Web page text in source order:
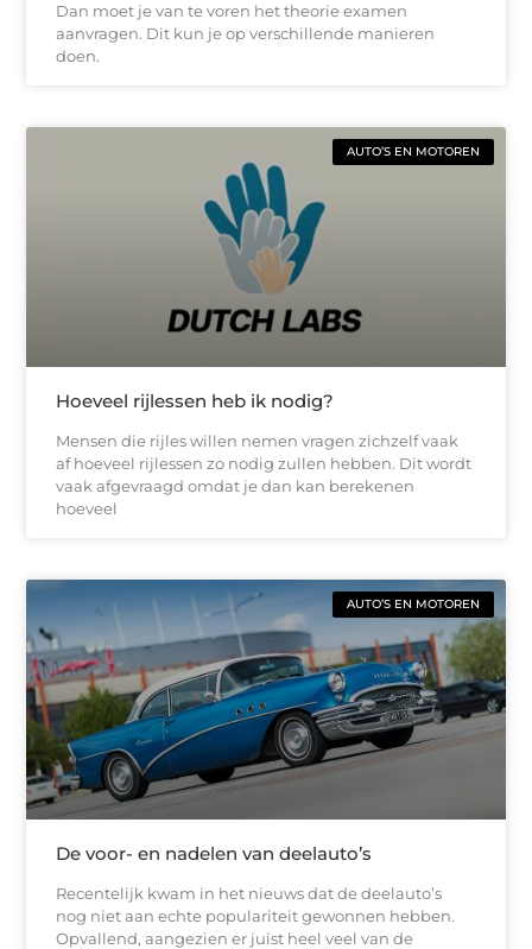
Dan moet je van te voren het theorie examen
aanvragen. Dit kun je op verschillende manieren
doen.
AUTO’S EN MOTOREN
Hoeveel rijlessen heb ik nodig?
Mensen die rijles willen nemen vragen zichzelf vaak
af hoeveel rijlessen zo nodig zullen hebben. Dit wordt
vaak afgevraagd omdat je dan kan berekenen
hoeveel
AUTO’S EN MOTOREN
De voor- en nadelen van deelauto’s
Recentelijk kwam in het nieuws dat de deelauto’s
nog niet aan echte populariteit gewonnen hebben.
Opvallend, aangezien er juist heel veel van de